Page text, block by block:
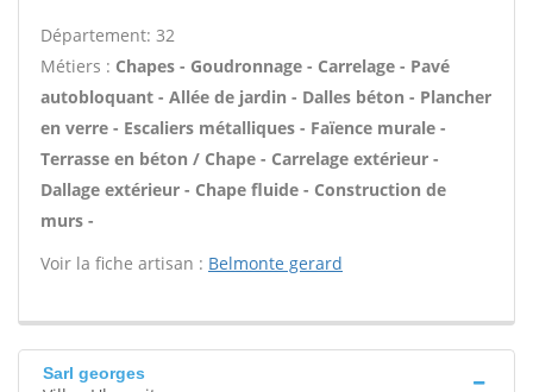
Département: 32
Métiers : Chapes - Goudronnage - Carrelage - Pavé
autobloquant - Allée de jardin - Dalles béton - Plancher
en verre - Escaliers métalliques - Faïence murale -
Terrasse en béton / Chape - Carrelage extérieur -
Dallage extérieur - Chape fluide - Construction de
murs -
Voir la fiche artisan : Belmonte gerard
Sarl georges